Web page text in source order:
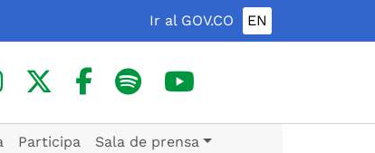
Ir al GOV.CO EN
Participa Sala de prensa